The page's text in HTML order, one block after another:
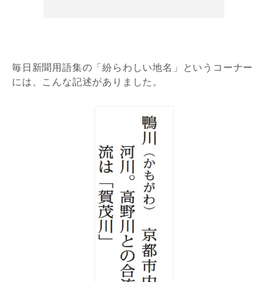
毎日新聞用語集の「紛らわしい地名」というコーナー
には、こんな記述がありました。